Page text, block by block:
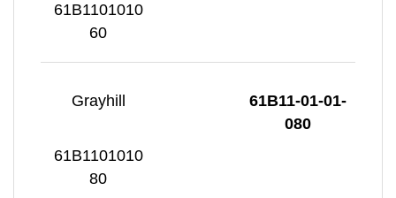
61B1101010
60
Grayhill
61B11-01-01-
080
61B1101010
80